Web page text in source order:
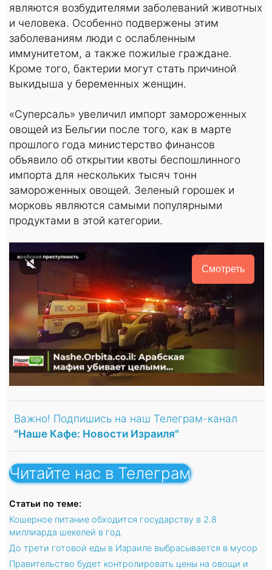
являются возбудителями заболеваний животных
и человека. Особенно подвержены этим
заболеваниям люди с ослабленным
иммунитетом, а также пожилые граждане.
Кроме того, бактерии могут стать причиной
выкидыша у беременных женщин.
«Суперсаль» увеличил импорт замороженных
овощей из Бельгии после того, как в марте
прошлого года министерство финансов
объявило об открытии квоты беспошлинного
импорта для нескольких тысяч тонн
замороженных овощей. Зеленый горошек и
морковь являются самыми популярными
продуктами в этой категории.
Смотреть
Важно! Подпишись на наш Телеграм-канал
"Наше Кафе: Новости Израиля"
Читайте нас в Телеграм
Статьи по теме:
Кошерное питание обходится государству в 2.8
миллиарда шекелей в год
До трети готовой еды в Израиле выбрасывается в мусор
Правительство будет контролировать цены на овощи и